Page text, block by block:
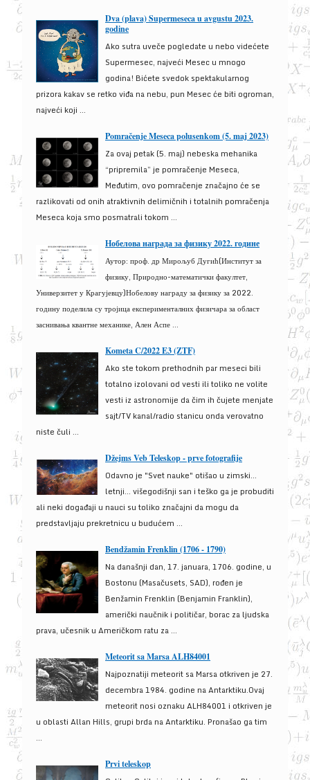
Dva (plava) Supermeseca u avgustu 2023.
godine
Ako sutra uveče pogledate u nebo videćete
Supermesec, najveći Mesec u mnogo
godina! Bićete svedok spektakularnog
prizora kakav se retko viđa na nebu, pun Mesec će biti ogroman,
najveći koji ...
Pomračenje Meseca polusenkom (5. maj 2023)
Za ovaj petak (5. maj) nebeska mehanika
“pripremila” je pomračenje Meseca,
Međutim, ovo pomračenje značajno će se
razlikovati od onih atraktivnih delimičnih i totalnih pomračenja
Meseca koja smo posmatrali tokom ...
Нобелова награда за физику 2022. године
Аутор: проф. др Мирољуб Дугић(Институт за
физику, Природно-математички факултет,
Универзитет у Крагујевцу)Нобелову награду за физику за 2022.
годину поделила су тројица експерименталних физичара за област
заснивања квантне механике, Ален Аспе ...
Kometa C/2022 E3 (ZTF)
Ako ste tokom prethodnih par meseci bili
totalno izolovani od vesti ili toliko ne volite
vesti iz astronomije da čim ih čujete menjate
sajt/TV kanal/radio stanicu onda verovatno
niste čuli ...
Džejms Veb Teleskop - prve fotografije
Odavno je "Svet nauke" otišao u zimski...
letnji... višegodišnji san i teško ga je probuditi
ali neki događaji u nauci su toliko značajni da mogu da
predstavljaju prekretnicu u budućem ...
Bendžamin Frenklin (1706 - 1790)
Na današnji dan, 17. januara, 1706. godine, u
Bostonu (Masačusets, SAD), rođen je
Benžamin Frenklin (Benjamin Franklin),
američki naučnik i političar, borac za ljudska
prava, učesnik u Američkom ratu za ...
Meteorit sa Marsa ALH84001
Najpoznatiji meteorit sa Marsa otkriven je 27.
decembra 1984. godine na Antarktiku.Ovaj
meteorit nosi oznaku ALH84001 i otkriven je
u oblasti Allan Hills, grupi brda na Antarktiku. Pronašao ga tim
...
Prvi teleskop